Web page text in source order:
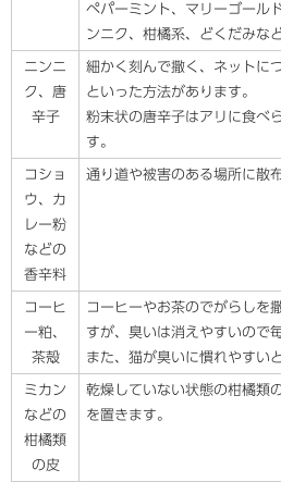
ペパーミント、マリーゴール
ンニク、柑橘系、どくだみな
ニンニ
ク、唐
辛子
細かく刻んで撒く、ネットに
といった方法があります。
粉末状の唐辛子はアリに食べ
す。
コショ
ウ、カ
レー粉
などの
香辛料
通り道や被害のある場所に散
コーヒ
ー粕、
茶殻
コーヒーやお茶のでがらしを
すが、臭いは消えやすいので
また、猫が臭いに慣れやすい
ミカン
などの
柑橘類
の皮
乾燥していない状態の柑橘類
を置きます。